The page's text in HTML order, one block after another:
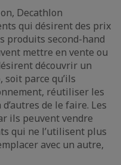
Decathlon
qui désirent des prix
produits second-hand
mettre en vente ou
découvrir un
parce qu’ils
réutiliser les
de le faire. Les
ils peuvent vendre
qui ne l’utilisent plus
avec un autre,